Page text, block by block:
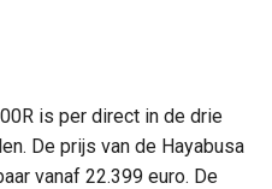
is per direct in de drie
De prijs van de Hayabusa
vanaf 22.399 euro. De